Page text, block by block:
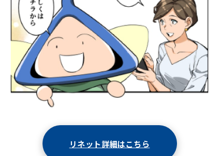
リネット詳細はこちら